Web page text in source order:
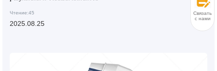
Чтение:45
2025.08.25
Связаться
с нами